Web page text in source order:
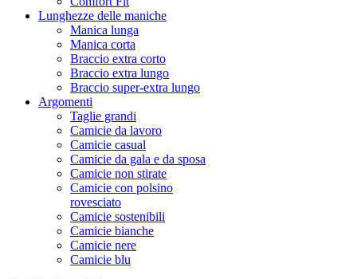
Lunghezze delle maniche
Manica lunga
Manica corta
Braccio extra corto
Braccio extra lungo
Braccio super-extra lungo
Argomenti
Taglie grandi
Camicie da lavoro
Camicie casual
Camicie da gala e da sposa
Camicie non stirate
Camicie con polsino
rovesciato
Camicie sostenibili
Camicie bianche
Camicie nere
Camicie blu